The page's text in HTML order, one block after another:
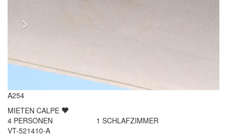
A254
MIETEN CALPE
4 PERSONEN 1 SCHLAFZIMMER
VT-521410-A